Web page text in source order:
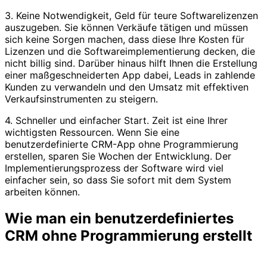
3. Keine Notwendigkeit, Geld für teure Softwarelizenzen
auszugeben. Sie können Verkäufe tätigen und müssen
sich keine Sorgen machen, dass diese Ihre Kosten für
Lizenzen und die Softwareimplementierung decken, die
nicht billig sind. Darüber hinaus hilft Ihnen die Erstellung
einer maßgeschneiderten App dabei, Leads in zahlende
Kunden zu verwandeln und den Umsatz mit effektiven
Verkaufsinstrumenten zu steigern.
4. Schneller und einfacher Start. Zeit ist eine Ihrer
wichtigsten Ressourcen. Wenn Sie eine
benutzerdefinierte CRM-App ohne Programmierung
erstellen, sparen Sie Wochen der Entwicklung. Der
Implementierungsprozess der Software wird viel
einfacher sein, so dass Sie sofort mit dem System
arbeiten können.
Wie man ein benutzerdefiniertes
CRM ohne Programmierung erstellt